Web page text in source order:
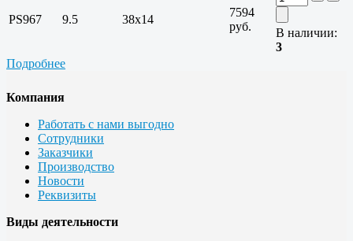
PS967 9.5 38x14
7594
руб.
В наличии:
3
Подробнее
Компания
Работать с нами выгодно
Сотрудники
Заказчики
Производство
Новости
Реквизиты
Виды деятельности